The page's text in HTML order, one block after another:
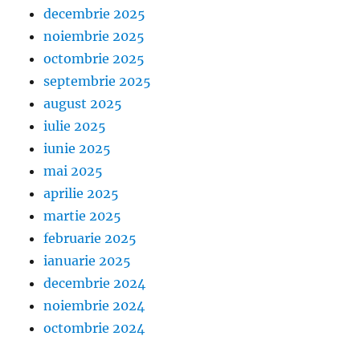
decembrie 2025
noiembrie 2025
octombrie 2025
septembrie 2025
august 2025
iulie 2025
iunie 2025
mai 2025
aprilie 2025
martie 2025
februarie 2025
ianuarie 2025
decembrie 2024
noiembrie 2024
octombrie 2024